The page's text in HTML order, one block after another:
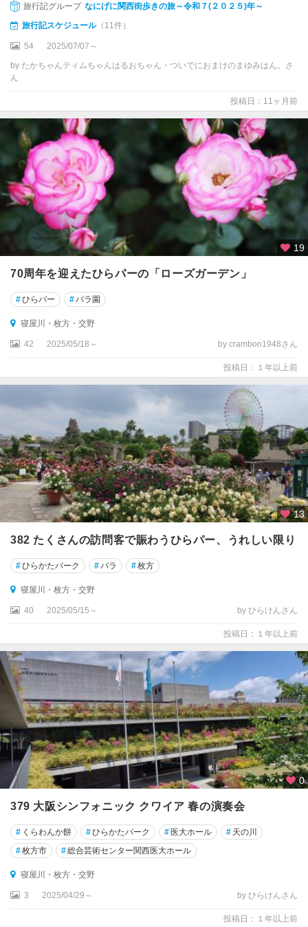
旅行記グループ なにげに関西街歩きの旅～令和７(２０２５)年～
旅行記スケジュール（11件）
54
2025/07/07～
by たかちゃんティムちゃんはるおちゃん・ついでにおまけのまゆみはん。さ
ん
投稿日：11ヶ月前
19
70周年を迎えたひらパーの「ローズガーデン」
#ひらパー #バラ園
寝屋川・枚方・交野
42 2025/05/18～ by crambon1948さん
投稿日：１年以上前
13
382 たくさんの訪問客で賑わうひらパー、うれしい限り
#ひらかたパーク #バラ #枚方
寝屋川・枚方・交野
40 2025/05/15～ by ひらけんさん
投稿日：１年以上前
0
379 大阪シンフォニック クワイア 春の演奏会
# くらわんか餅 #ひらかたパーク # 医大ホール # 天の川
#枚方市 #総合芸術センター関西医大ホール
寝屋川・枚方・交野
3 2025/04/29～ by ひらけんさん
投稿日：１年以上前